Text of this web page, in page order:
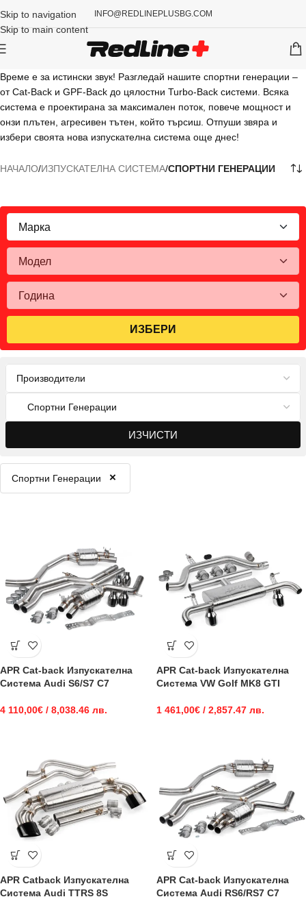
Skip to navigation
Skip to main content
INFO@REDLINEPLUSBG.COM
Време е за истински звук! Разгледай нашите спортни генерации –
от Cat-Back и GPF-Back до цялостни Turbo-Back системи. Всяка
система е проектирана за максимален поток, повече мощност и
онзи плътен, агресивен тътен, който търсиш. Отпуши звяра и
избери своята нова изпускателна система още днес!
НАЧАЛО/ИЗПУСКАТЕЛНА СИСТЕМА/СПОРТНИ ГЕНЕРАЦИИ
ИЗБЕРИ
ИЗЧИСТИ
Спортни Генерации ×
APR Cat-back Изпускателна
Система Audi S6/S7 C7
4 110,00€ / 8,038.46 лв.
APR Cat-back Изпускателна
Система VW Golf MK8 GTI
1 461,00€ / 2,857.47 лв.
APR Catback Изпускателна
Система Audi TTRS 8S
APR Cat-back Изпускателна
Система Audi RS6/RS7 C7